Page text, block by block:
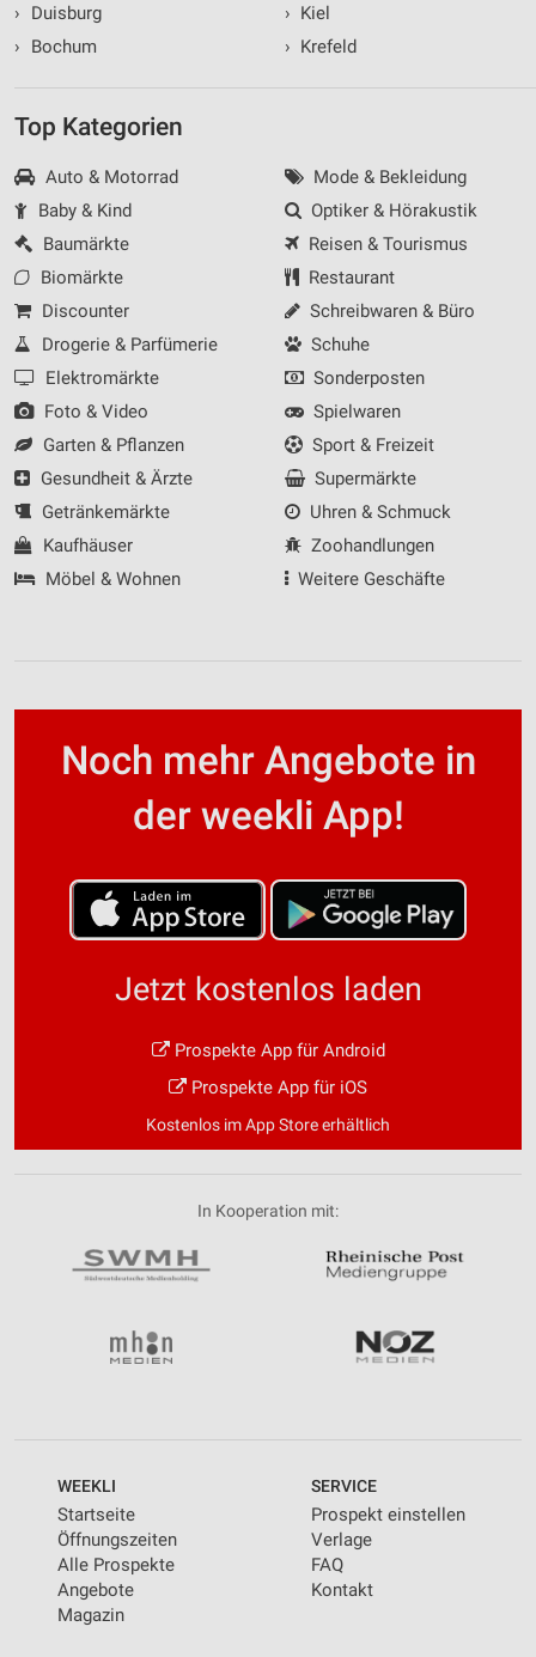
›
Duisburg
›
Bochum
› Kiel
› Krefeld
Top Kategorien
Auto & Motorrad
Baby & Kind
Baumärkte
Biomärkte
Discounter
Drogerie & Parfümerie
Elektromärkte
Foto & Video
Garten & Pflanzen
Gesundheit & Ärzte
Getränkemärkte
Kaufhäuser
Möbel & Wohnen
Mode & Bekleidung
Optiker & Hörakustik
Reisen & Tourismus
Restaurant
Schreibwaren & Büro
Schuhe
Sonderposten
Spielwaren
Sport & Freizeit
Supermärkte
Uhren & Schmuck
Zoohandlungen
Weitere Geschäfte
Noch mehr Angebote in
der weekli App!
Jetzt kostenlos laden
Prospekte App für Android
Prospekte App für iOS
Kostenlos im App Store erhältlich
In Kooperation mit:
WEEKLI
Startseite
Öffnungszeiten
Alle Prospekte
Angebote
Magazin
SERVICE
Prospekt einstellen
Verlage
FAQ
Kontakt